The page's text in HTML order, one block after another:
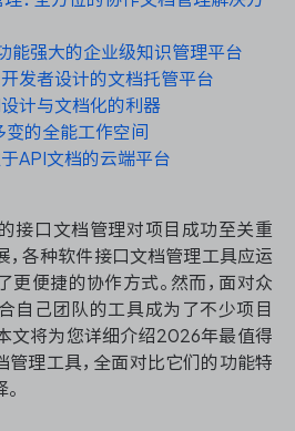
能强大的企业级知识管理平台
发者设计的文档托管平台
计与文档化的利器
的全能工作空间
API文档的云端平台
接口文档管理对项目成功至关重
，各种软件接口文档管理工具应运
更便捷的协作方式。然而，面对众
自己团队的工具成为了不少项目
文将为您详细介绍2026年最值得
管理工具，全面对比它们的功能特